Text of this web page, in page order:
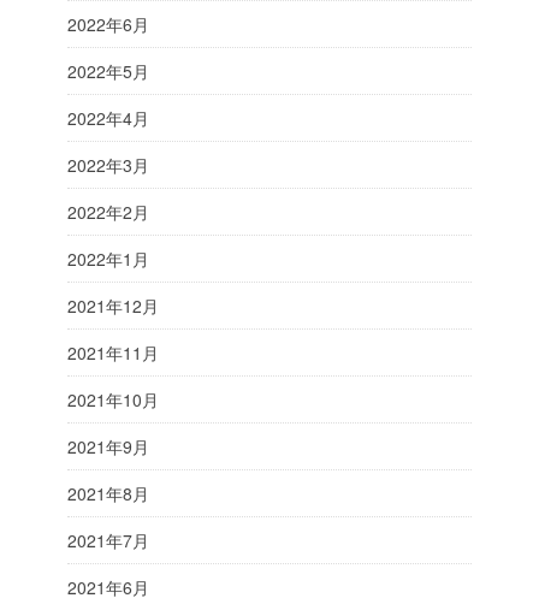
2022年6月
2022年5月
2022年4月
2022年3月
2022年2月
2022年1月
2021年12月
2021年11月
2021年10月
2021年9月
2021年8月
2021年7月
2021年6月